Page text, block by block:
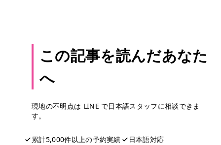
この記事を読んだあなた
へ
現地の不明点は LINE で日本語スタッフに相談できま
す。
累計5,000件以上の予約実績
日本語対応